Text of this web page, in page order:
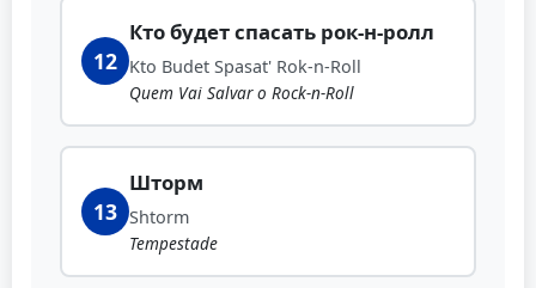
12
Кто будет спасать рок-н-ролл
Kto Budet Spasat' Rok-n-Roll
Quem Vai Salvar o Rock-n-Roll
13
Шторм
Shtorm
Tempestade